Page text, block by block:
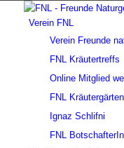
Verein FNL
Verein Freunde
FNL Kräutertreffs
Online Mitglied
FNL Kräutergärten
Ignaz Schlifni
FNL BotschafterIn